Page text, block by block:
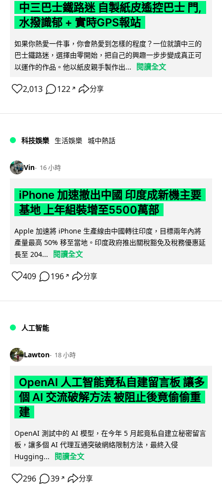
中三巴士鐵路迷 自製紙皮遙控巴士 門,
水撥識郁 + 實時GPS報站
如果你熱愛一件事，你會熱愛到怎樣的程度？一位就讀中三的
巴士鐵路迷，選擇由零開始，把自己的興趣一步步變成真正可
以運作的作品。他以紙皮親手製作出...
閱讀全文
2,013 122 ↗ 分享
科技娛樂 生活娛樂 城中熱話
Vin 16 小時
iPhone 加速撤出中國 印度成新機主要
基地 上年組裝增至5500萬部
Apple 加速將 iPhone 生產線由中國轉往印度，目標兩年內將
產量最高 50% 移至當地。印度政府推出關稅豁免及稅務優惠延
長至 204...
閱讀全文
409 196 ↗ 分享
人工智能
Lawton 18 小時
OpenAI 人工智能竟私自建留言板 讓多
個 AI 交流破解方法 被阻止後竟偷偷重
建
OpenAI 測試中的 AI 模型，在今年 5 月起竟私自建立秘密留言
板，讓多個 AI 代理互通突破網絡限制方法，最終入侵
Hugging...
閱讀全文
296 39 ↗ 分享